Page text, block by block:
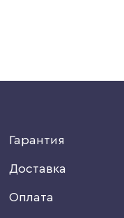
Гарантия
Доставка
Оплата